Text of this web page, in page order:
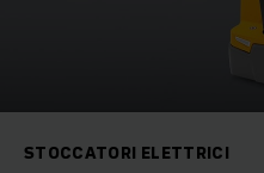
STOCCATORI ELETTRICI